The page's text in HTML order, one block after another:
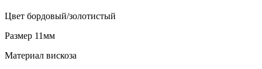
Цвет бордовый/золотистый
Размер 11мм
Материал вискоза